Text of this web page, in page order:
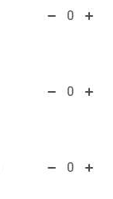
0
0
0